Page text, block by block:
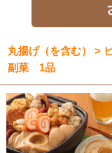
丸揚げ（を含む） >
副菜 1品